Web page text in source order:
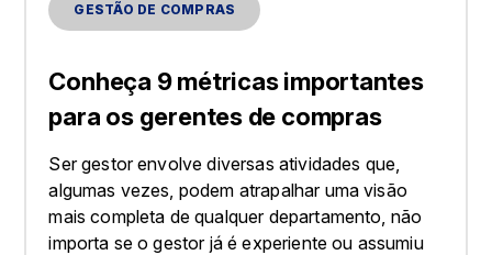
GESTÃO DE COMPRAS
Conheça 9 métricas importantes
para os gerentes de compras
Ser gestor envolve diversas atividades que,
algumas vezes, podem atrapalhar uma visão
mais completa de qualquer departamento, não
importa se o gestor já é experiente ou assumiu